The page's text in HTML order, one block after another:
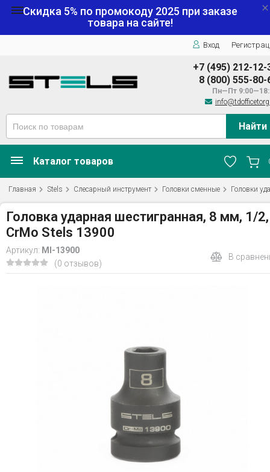
Скидка 5% по промокоду 2025 при заказе
товара на сайте!
Вход
+7 (495) 212-12-
8 (800) 555-80-
Пн—Пт
Найти
Каталог товаров
Главная Stels Слесарный инструмент Головки сменные Головки
Головка ударная шестигранная, 8 мм, 1/2,
CrMo Stels 13900
Артикул: MI-13900
(0 отзывов)
В